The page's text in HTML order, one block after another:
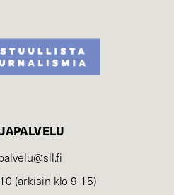
(arkisin klo 9-15)